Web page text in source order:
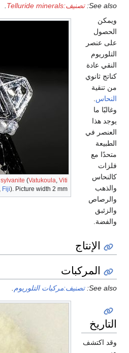
See also: تصنيف:Telluride minerals
sylvanite (Vatukoula Viti
Fiji). Picture width 2 mm.
ويمكن
الحصول
على عنصر
التلوريوم
النقي عادة
كناتج ثانوي
من تنقية
النحاس
وغالبًا ما
يوجد هذا
العنصر في
الطبيعة
متحدًا مع
فلزات
كالنحاس
والذهب
والرصاص
والزئبق
والفضة.
الإنتاج
المركبات
See also: تصنيف:مركبات التلوريوم
التاريخ
وقد اكتشف